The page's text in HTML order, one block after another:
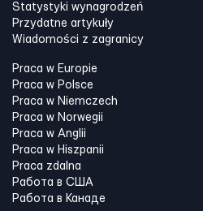
Statystyki wynagrodzeń
Przydatne artykuły
Wiadomości z zagranicy
Praca w Europie
Praca w Polsce
Praca w Niemczech
Praca w Norwegii
Praca w Anglii
Praca w Hiszpanii
Praca zdalna
Работа в США
Работа в Канадe